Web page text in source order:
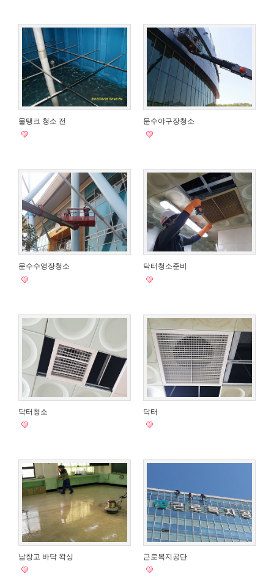
물탱크 청소 전 문수야구장청소
문수수영장청소 닥터청소준비
닥터청소 닥터
남창고 바닥 왁싱 근로복지공단